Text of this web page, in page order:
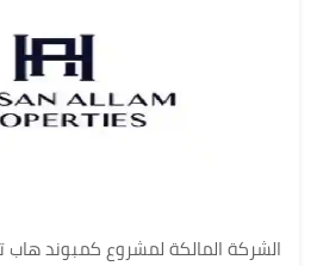
الشركة المالكة لمشروع كمبوند